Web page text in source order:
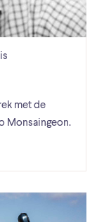
met de
Monsaingeon.